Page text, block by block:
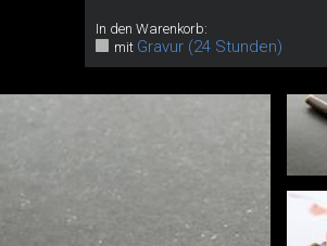
In den Warenkorb:
mit Gravur (24 Stunden)